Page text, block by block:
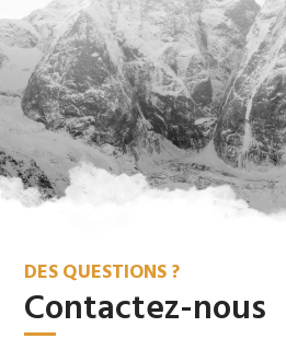
DES QUESTIONS ?
Contactez-nous